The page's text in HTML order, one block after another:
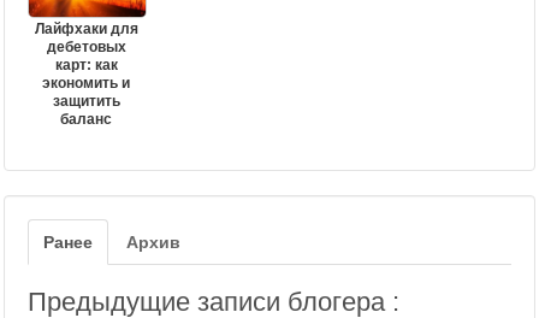
Лайфхаки для
дебетовых
карт: как
экономить и
защитить
баланс
Ранее Архив
Предыдущие записи блогера :